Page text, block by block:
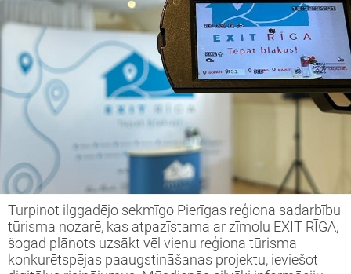
Turpinot ilggadējo sekmīgo Pierīgas reģiona sadarbību
tūrisma nozarē, kas atpazīstama ar zīmolu EXIT RĪGA,
šogad plānots uzsākt vēl vienu reģiona tūrisma
konkurētspējas paaugstināšanas projektu, ieviešot